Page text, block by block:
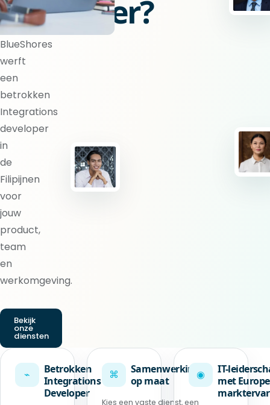
developer?
BlueShores
werft
een
betrokken
Integrations
developer
in
de
Filipijnen
voor
jouw
product,
team
en
werkomgeving.
Bekijk
onze
diensten
⌁
Betrokken
Integrations
Developer
⌘
Samenwerking
op maat
Kies een vaste dienst, een
◉
IT-
met